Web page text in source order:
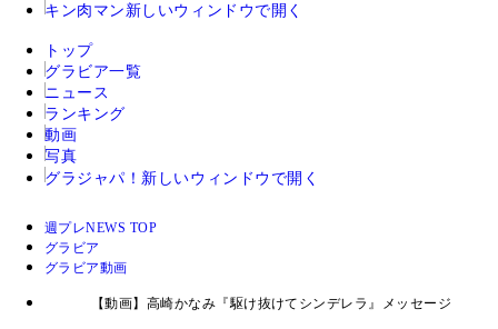
キン肉マン 新しいウィンドウで開く
トップ
グラビア一覧
ニュース
ランキング
動画
写真
グラジャパ！ 新しいウィンドウで開く
週プレNEWS TOP
グラビア
グラビア動画
【動画】高崎かなみ『駆け抜けてシンデレラ』メッセージ